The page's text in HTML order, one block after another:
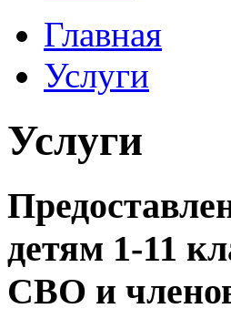
Главная
Услуги
Услуги
детям 1-11
СВО и